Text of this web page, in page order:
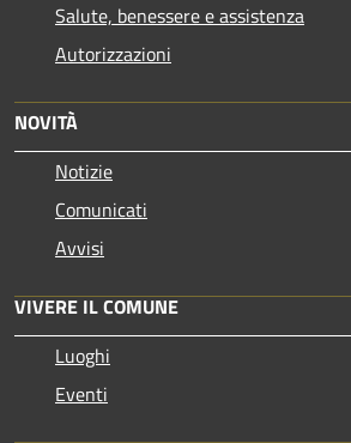
Salute, benessere e assistenza
Autorizzazioni
NOVITÀ
Notizie
Comunicati
Avvisi
VIVERE IL COMUNE
Luoghi
Eventi